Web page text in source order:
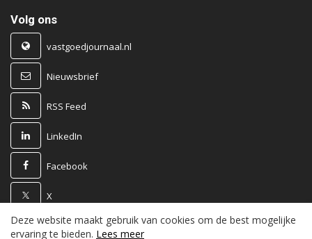
Volg ons
vastgoedjournaal.nl
Nieuwsbrief
RSS Feed
LinkedIn
Facebook
X
Powered by
Deze website maakt gebruik van cookies om de best mogelijke
ervaring te bieden. Lees meer